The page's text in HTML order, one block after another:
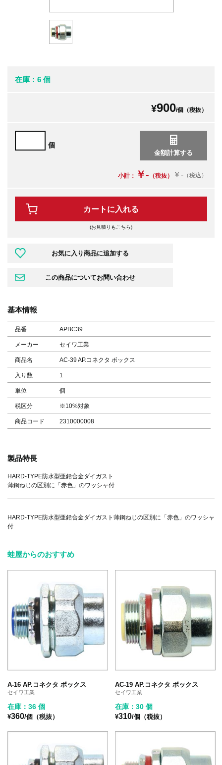
在庫：6 個
¥900/個（税抜）
個
小計： ￥- （税抜） ￥- （税込）
カートに入れる
(お見積りもこちら)
基本情報
品番 APBC39
メーカー セイワ工業
商品名 AC-39 AP.コネクタ ボックス
入り数 1
単位 個
税区分 ※10%対象
商品コード 2310000008
製品特長
HARD-TYPE防水型亜鉛合金ダイガスト
薄鋼ねじの区別に「赤色」のワッシャ付
HARD-TYPE防水型亜鉛合金ダイガスト薄鋼ねじの区別に「赤色」のワッシャ
付
蛙屋からのおすすめ
A-16 AP.コネクタ ボックス
セイワ工業
在庫：36 個
¥360/個（税抜）
AC-19 AP.コネクタ ボックス
セイワ工業
在庫：30 個
¥310/個（税抜）